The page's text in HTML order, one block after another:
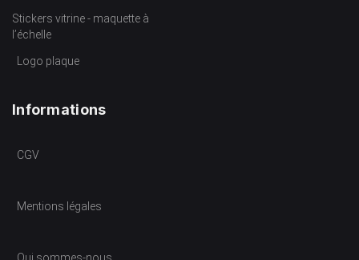
Stickers vitrine - maquette à
l’échelle
Logo plaque
Informations
CGV
Mentions légales
Qui sommes-nous